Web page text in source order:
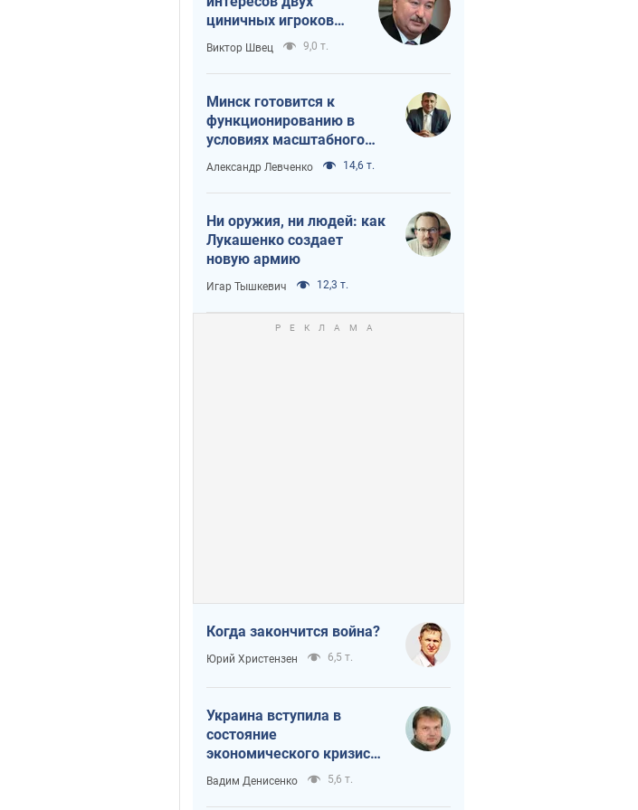
циничных игроков
или тайный план
Трампа и Путина?
Виктор Швец 9,0 т.
Минск готовится к
функционированию в
условиях масштабного
военного кризиса
Александр Левченко 14,6 т.
Ни оружия, ни людей: как
Лукашенко создает
новую армию
Игар Тышкевич 12,3 т.
Когда закончится война?
Юрий Христензен 6,5 т.
Украина вступила в
состояние
экономического кризиса.
Есть ли свет в конце
туннеля?
Вадим Денисенко 5,6 т.